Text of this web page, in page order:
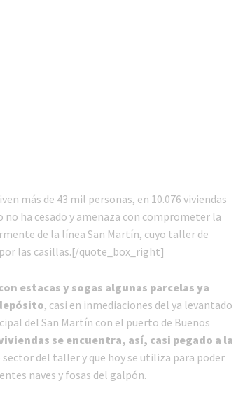
más de 43 mil personas, en 10.076 viviendas
ha cesado y amenaza con comprometer la
de la línea San Martín, cuyo taller de
las casillas.[/quote_box_right]
estacas y sogas algunas parcelas ya
, casi en inmediaciones del ya levantado
del San Martín con el puerto de Buenos
se encuentra, así, casi pegado a la
sector del taller y que hoy se utiliza para poder
naves y fosas del galpón.